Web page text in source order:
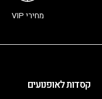
מחירי VIP
קסדות לאופנועים